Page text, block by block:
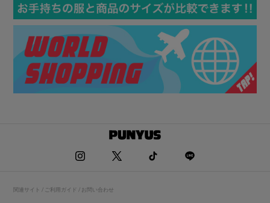
関連サイト / ご利用ガイド / お問い合わせ